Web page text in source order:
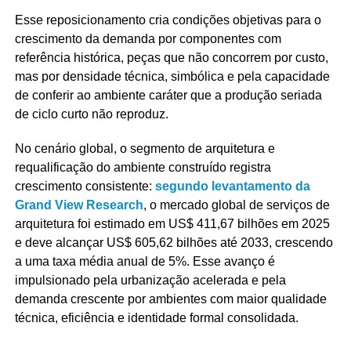
Esse reposicionamento cria condições objetivas para o
crescimento da demanda por componentes com
referência histórica, peças que não concorrem por custo,
mas por densidade técnica, simbólica e pela capacidade
de conferir ao ambiente caráter que a produção seriada
de ciclo curto não reproduz.
No cenário global, o segmento de arquitetura e
requalificação do ambiente construído registra
crescimento consistente: segundo levantamento da
Grand View Research, o mercado global de serviços de
arquitetura foi estimado em US$ 411,67 bilhões em 2025
e deve alcançar US$ 605,62 bilhões até 2033, crescendo
a uma taxa média anual de 5%. Esse avanço é
impulsionado pela urbanização acelerada e pela
demanda crescente por ambientes com maior qualidade
técnica, eficiência e identidade formal consolidada.